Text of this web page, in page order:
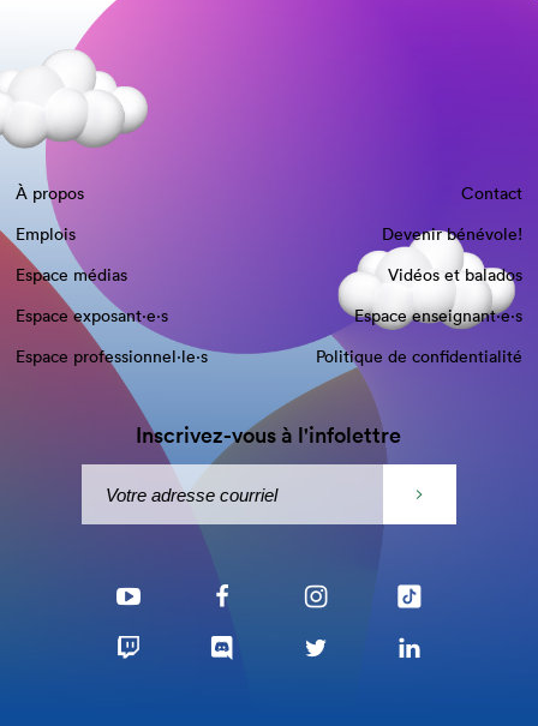
À propos
Contact
Emplois
Devenir bénévole!
Espace médias
Vidéos et balados
Espace exposant·e⋅s
Espace enseignant·e⋅s
Espace professionnel·le⋅s
Politique de confidentialité
Inscrivez-vous à l'infolettre